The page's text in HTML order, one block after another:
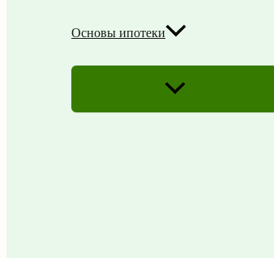
Основы ипотеки
ПЕРЕКЛЮЧАТЕЛЬ
МЕНЮ